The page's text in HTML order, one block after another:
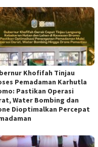
Khofifah Tinjau
Pemadaman Karhutla
Pastikan Operasi
Water Bombing dan
Dioptimalkan Percepat